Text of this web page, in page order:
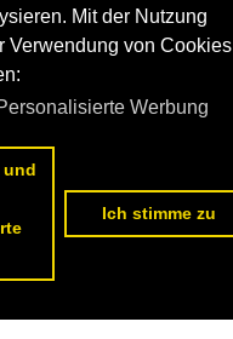
Mit der Nutzung
Verwendung von Cookies
Werbung
und
Ich stimme zu